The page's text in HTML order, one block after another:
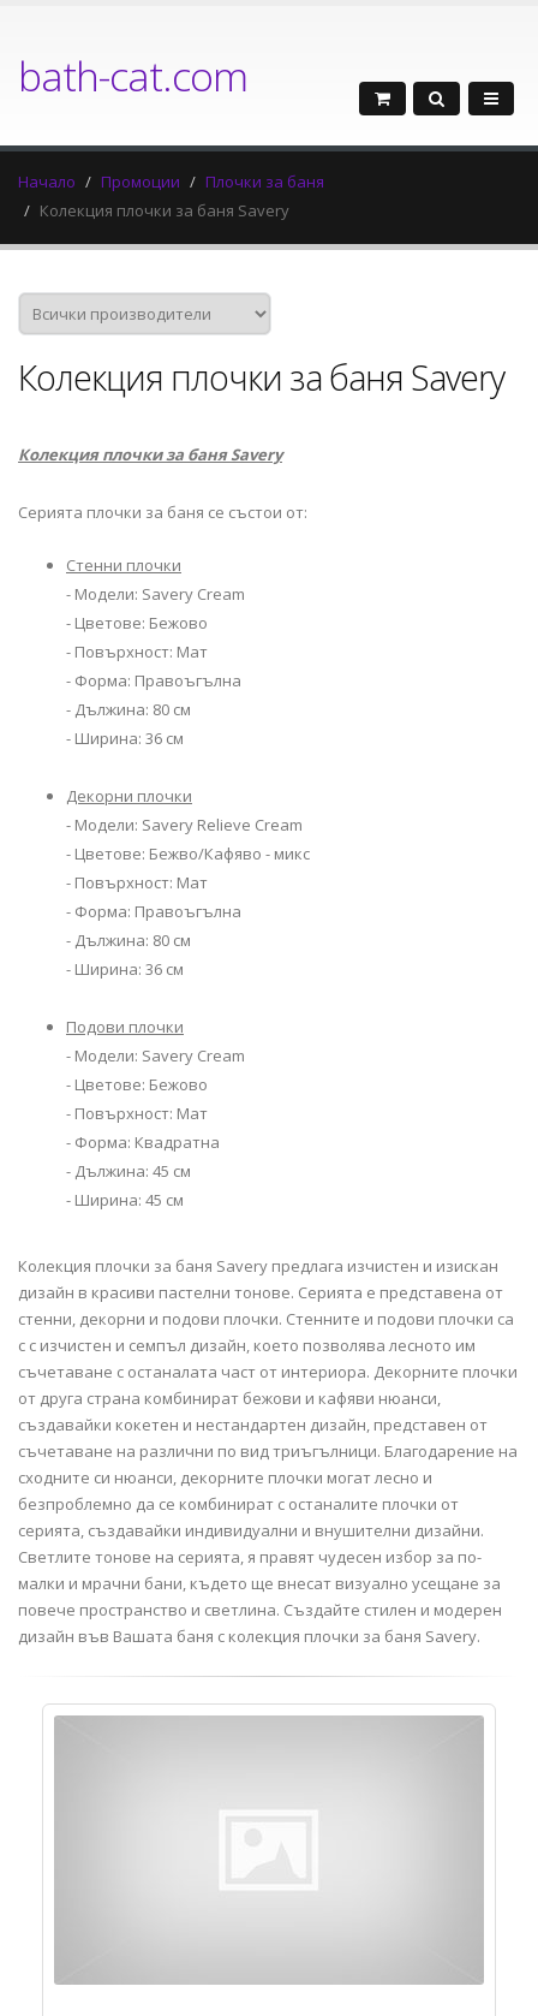
bath-cat.com
Начало Промоции
Плочки за баня
Колекция плочки за баня Savery
Колекция плочки за баня Savery
Колекция плочки за баня Savery
Серията плочки за баня се състои от:
Стенни плочки
- Модели: Savery Cream
- Цветове: Бежово
- Повърхност: Мат
- Форма: Правоъгълна
- Дължина: 80 см
- Ширина: 36 см
Декорни плочки
- Модели: Savery Relieve Cream
- Цветове: Бежво/Кафяво - микс
- Повърхност: Мат
- Форма: Правоъгълна
- Дължина: 80 см
- Ширина: 36 см
Подови плочки
- Модели: Savery Cream
- Цветове: Бежово
- Повърхност: Мат
- Форма: Квадратна
- Дължина: 45 см
- Ширина: 45 см
Колекция плочки за баня Savery предлага изчистен и изискан
дизайн в красиви пастелни тонове. Серията е представена от
стенни, декорни и подови плочки. Стенните и подови плочки са
с с изчистен и семпъл дизайн, което позволява лесното им
съчетаване с останалата част от интериора. Декорните плочки
от друга страна комбинират бежови и кафяви нюанси,
създавайки кокетен и нестандартен дизайн, представен от
съчетаване на различни по вид триъгълници. Благодарение на
сходните си нюанси, декорните плочки могат лесно и
безпроблемно да се комбинират с останалите плочки от
серията, създавайки индивидуални и внушителни дизайни.
Светлите тонове на серията, я правят чудесен избор за по-
малки и мрачни бани, където ще внесат визуално усещане за
повече пространство и светлина. Създайте стилен и модерен
дизайн във Вашата баня с колекция плочки за баня Savery.